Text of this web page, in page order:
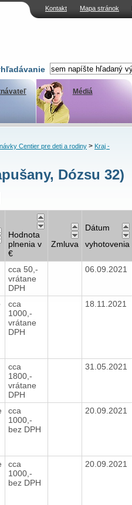
Kontakt Mapa stránok
Médiá
Centier pre deti a rodiny> Kraj -
Dózsu 32)
Hodnota
plnenia v
€
Zmluva
Dátum
vyhotovenia
cca 50,-
vrátane
DPH
06.09.2021
cca
1000,-
vrátane
DPH
18.11.2021
cca
1800,-
vrátane
DPH
31.05.2021
cca
1000,-
bez DPH
20.09.2021
cca
1000,-
bez DPH
20.09.2021